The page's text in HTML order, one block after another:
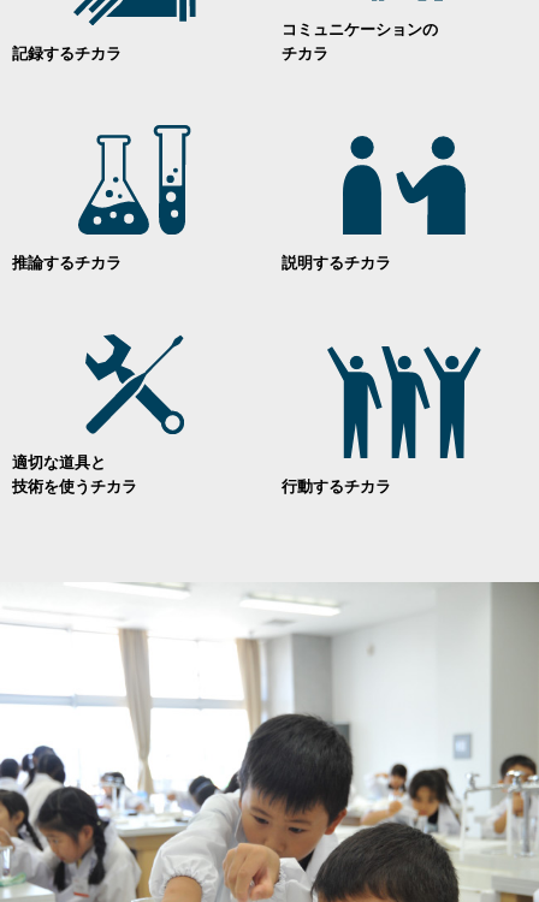
記録するチカラ
コミュニケーションの
チカラ
推論するチカラ 説明するチカラ
適切な道具と
技術を使うチカラ
行動するチカラ